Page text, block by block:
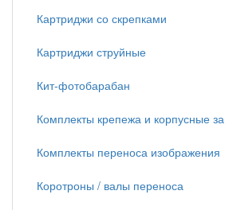
Картриджи со скрепками
Картриджи струйные
Кит-фотобарабан
Комплекты крепежа и корпусные за
Комплекты переноса изображения
Коротроны / валы переноса